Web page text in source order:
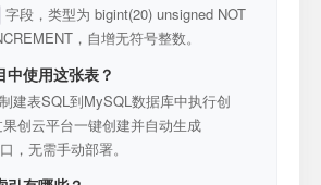
字段，类型为 bigint(20) unsigned NOT
，自增无符号整数。
中使用这张表？
建表SQL到MySQL数据库中执行创
创云平台一键创建并自动生成
，无需手动部署。